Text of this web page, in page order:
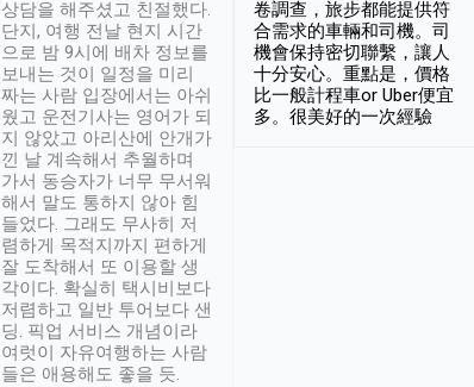
상담을 해주셨고 친절했다.
단지, 여행 전날 현지 시간
으로 밤 9시에 배차 정보를
보내는 것이 일정을 미리
짜는 사람 입장에서는 아쉬
웠고 운전기사는 영어가 되
지 않았고 아리산에 안개가
낀 날 계속해서 추월하며
가서 동승자가 너무 무서워
해서 말도 통하지 않아 힘
들었다. 그래도 무사히 저
렴하게 목적지까지 편하게
잘 도착해서 또 이용할 생
각이다. 확실히 택시비보다
저렴하고 일반 투어보다 샌
딩. 픽업 서비스 개념이라
여럿이 자유여행하는 사람
들은 애용해도 좋을 듯.
卷調查，旅步都能提供符
合需求的車輛和司機。司
機會保持密切聯繫，讓人
十分安心。重點是，價格
比一般計程車or Uber便宜
多。很美好的一次經驗